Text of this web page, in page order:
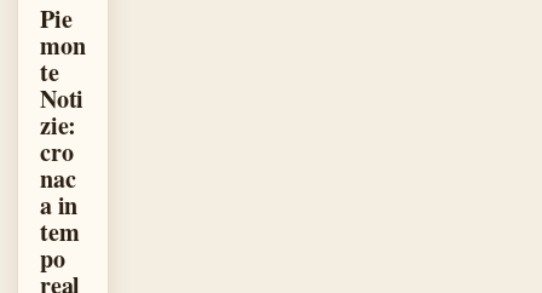
Pie
mon
te
Noti
zie:
cro
nac
a in
tem
po
real